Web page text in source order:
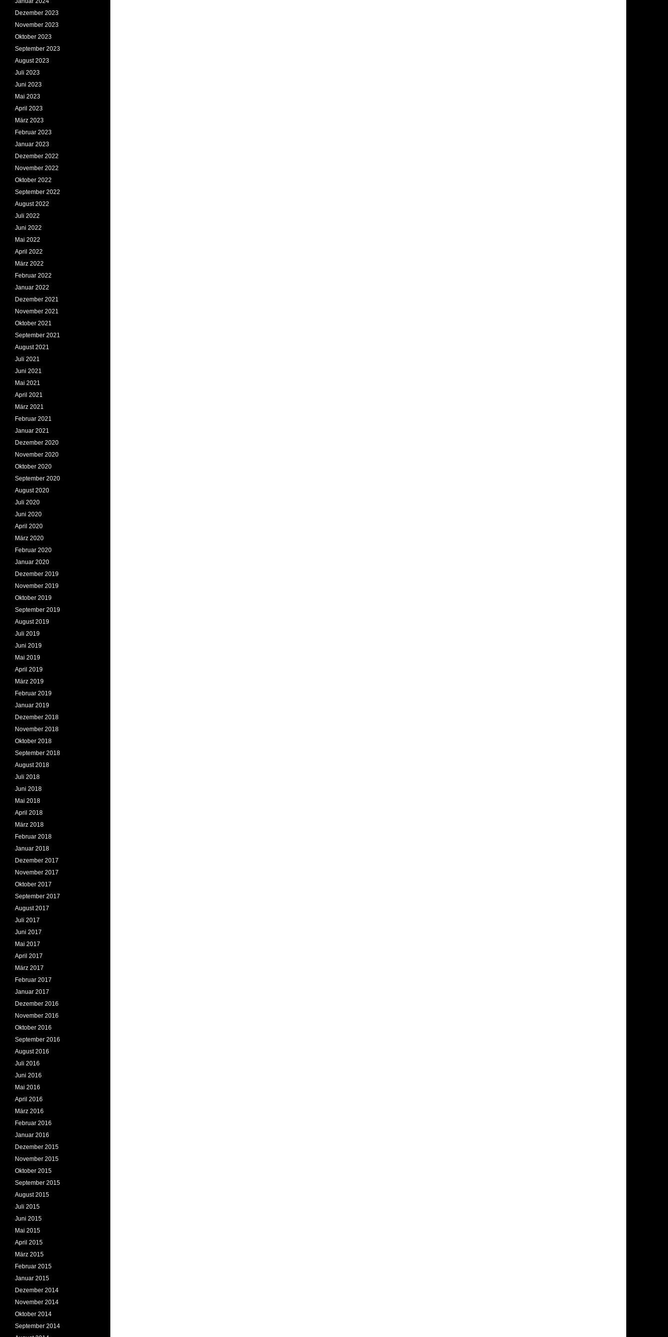
Dezember 2023
November 2023
Oktober 2023
September 2023
August 2023
Juli 2023
Juni 2023
Mai 2023
April 2023
März 2023
Februar 2023
Januar 2023
Dezember 2022
November 2022
Oktober 2022
September 2022
August 2022
Juli 2022
Juni 2022
Mai 2022
April 2022
März 2022
Februar 2022
Januar 2022
Dezember 2021
November 2021
Oktober 2021
September 2021
August 2021
Juli 2021
Juni 2021
Mai 2021
April 2021
März 2021
Februar 2021
Januar 2021
Dezember 2020
November 2020
Oktober 2020
September 2020
August 2020
Juli 2020
Juni 2020
April 2020
März 2020
Februar 2020
Januar 2020
Dezember 2019
November 2019
Oktober 2019
September 2019
August 2019
Juli 2019
Juni 2019
Mai 2019
April 2019
März 2019
Februar 2019
Januar 2019
Dezember 2018
November 2018
Oktober 2018
September 2018
August 2018
Juli 2018
Juni 2018
Mai 2018
April 2018
März 2018
Februar 2018
Januar 2018
Dezember 2017
November 2017
Oktober 2017
September 2017
August 2017
Juli 2017
Juni 2017
Mai 2017
April 2017
März 2017
Februar 2017
Januar 2017
Dezember 2016
November 2016
Oktober 2016
September 2016
August 2016
Juli 2016
Juni 2016
Mai 2016
April 2016
März 2016
Februar 2016
Januar 2016
Dezember 2015
November 2015
Oktober 2015
September 2015
August 2015
Juli 2015
Juni 2015
Mai 2015
April 2015
März 2015
Februar 2015
Januar 2015
Dezember 2014
November 2014
Oktober 2014
September 2014